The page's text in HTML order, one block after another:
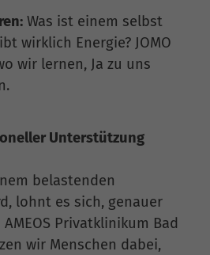
Was ist einem selbst
wirklich Energie? JOMO
wir lernen, Ja zu uns
Unterstützung
belastenden
lohnt es sich, genauer
Privatklinikum Bad
wir Menschen dabei,